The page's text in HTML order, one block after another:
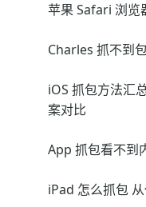
苹果 Safari 浏览
Charles 抓不到
iOS 抓包方法汇
案对比
App 抓包看不到
iPad 怎么抓包